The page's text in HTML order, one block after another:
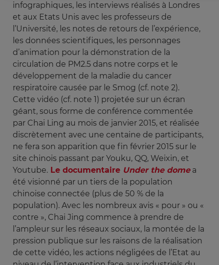
infographiques, les interviews réalisés à Londres
et aux Etats Unis avec les professeurs de
l’Université, les notes de retours de l’expérience,
les données scientifiques, les personnages
d’animation pour la démonstration de la
circulation de PM2.5 dans notre corps et le
développement de la maladie du cancer
respiratoire causée par le Smog (cf. note 2).
Cette vidéo (cf. note 1) projetée sur un écran
géant, sous forme de conférence commentée
par Chai Ling au mois de janvier 2015, et réalisée
discrètement avec une centaine de participants,
ne fera son apparition que fin février 2015 sur le
site chinois passant par Youku, QQ, Weixin, et
Youtube. Le documentaire Under the domea
été visionné par un tiers de la population
chinoise connectée (plus de 50 % de la
population). Avec les nombreux avis « pour » ou «
contre », Chai Jing commence à prendre de
l’ampleur sur les réseaux sociaux, la montée de la
pression publique sur les raisons de la réalisation
de cette vidéo, les actions négligées de l’Etat au